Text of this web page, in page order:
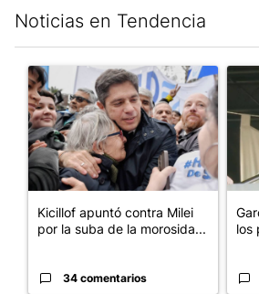
Noticias en Tendencia
Un artículo de tendencia con el título
Kicillof apuntó contra Milei
por la suba de la morosida...
34 comentarios
Un
los